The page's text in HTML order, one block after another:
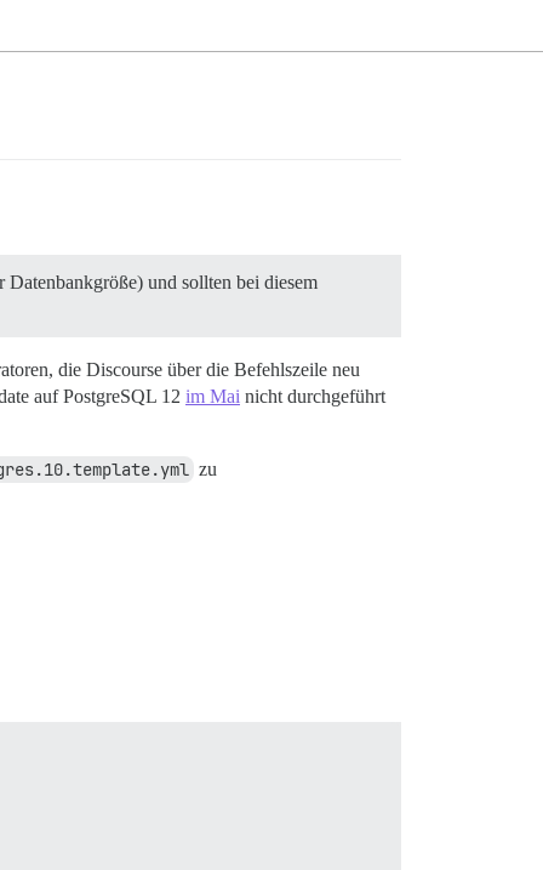
Datenbankgröße) und sollten bei diesem
die Discourse über die Befehlszeile neu
auf PostgreSQL 12 im Mai nicht durchgeführt
zu